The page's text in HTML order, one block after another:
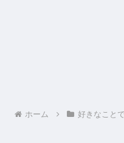
ホーム 好きなこと